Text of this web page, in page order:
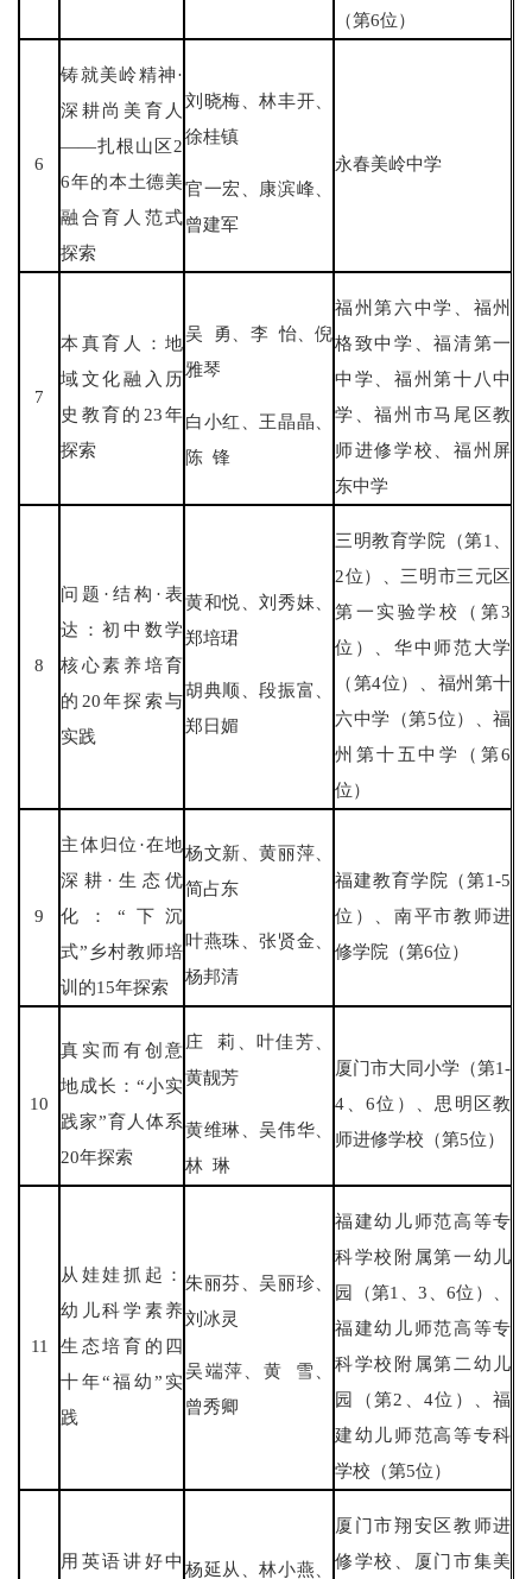
（第6位）
6
铸就美岭精神·
深耕尚美育人
——扎根山区2
6年的本土德美
融合育人范式
探索
刘晓梅、林丰开、
徐桂镇
官一宏、康滨峰、
曾建军
永春美岭中学
7
本真育人：地
域文化融入历
史教育的23年
探索
吴 勇、李 怡、倪
雅琴
白小红、王晶晶、
陈 锋
福州第六中学、福州
格致中学、福清第一
中学、福州第十八中
学、福州市马尾区教
师进修学校、福州屏
东中学
8
问题·结构·表
达：初中数学
核心素养培育
的20年探索与
实践
黄和悦、刘秀妹、
郑培珺
胡典顺、段振富、
郑日媚
三明教育学院（第1、
2位）、三明市三元区
第一实验学校（第3
位）、华中师范大学
（第4位）、福州第十
六中学（第5位）、福
州第十五中学（第6
位）
9
主体归位·在地
深耕·生态优
化：“下沉
式”乡村教师培
训的15年探索
杨文新、黄丽萍、
简占东
叶燕珠、张贤金、
杨邦清
福建教育学院（第1-5
位）、南平市教师进
修学院（第6位）
10
真实而有创意
地成长：“小实
践家”育人体系
20年探索
庄 莉、叶佳芳、
黄靓芳
黄维琳、吴伟华、
林 琳
厦门市大同小学（第1-
4、6位）、思明区教
师进修学校（第5位）
11
从娃娃抓起：
幼儿科学素养
生态培育的四
十年“福幼”实
践
朱丽芬、吴丽珍、
刘冰灵
吴端萍、黄 雪、
曾秀卿
福建幼儿师范高等专
科学校附属第一幼儿
园（第1、3、6位）、
福建幼儿师范高等专
科学校附属第二幼儿
园（第2、4位）、福
建幼儿师范高等专科
学校（第5位）
用英语讲好中 杨延从、林小燕、
厦门市翔安区教师进
修学校、厦门市集美